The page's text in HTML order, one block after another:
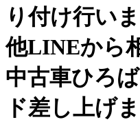
り付け行い
他LINEから
中古車ひろ
ド差し上げま